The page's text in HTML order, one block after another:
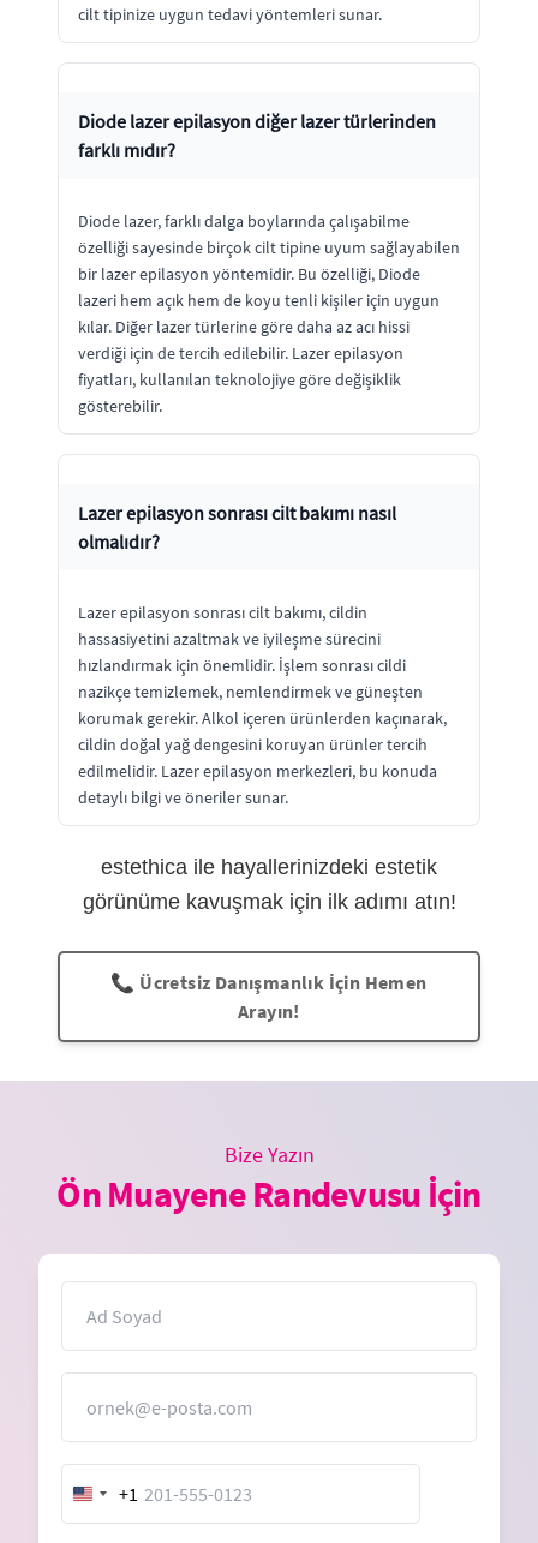
cilt tipinize uygun tedavi yöntemleri sunar.
Diode lazer epilasyon diğer lazer türlerinden
farklı mıdır?
Diode lazer, farklı dalga boylarında çalışabilme
özelliği sayesinde birçok cilt tipine uyum sağlayabilen
bir lazer epilasyon yöntemidir. Bu özelliği, Diode
lazeri hem açık hem de koyu tenli kişiler için uygun
kılar. Diğer lazer türlerine göre daha az acı hissi
verdiği için de tercih edilebilir. Lazer epilasyon
fiyatları, kullanılan teknolojiye göre değişiklik
gösterebilir.
Lazer epilasyon sonrası cilt bakımı nasıl
olmalıdır?
Lazer epilasyon sonrası cilt bakımı, cildin
hassasiyetini azaltmak ve iyileşme sürecini
hızlandırmak için önemlidir. İşlem sonrası cildi
nazikçe temizlemek, nemlendirmek ve güneşten
korumak gerekir. Alkol içeren ürünlerden kaçınarak,
cildin doğal yağ dengesini koruyan ürünler tercih
edilmelidir. Lazer epilasyon merkezleri, bu konuda
detaylı bilgi ve öneriler sunar.
estethica ile hayallerinizdeki estetik
görünüme kavuşmak için ilk adımı atın!
📞 Ücretsiz Danışmanlık İçin Hemen
Arayın!
Bize Yazın
Ön Muayene Randevusu İçin
United
States
+1